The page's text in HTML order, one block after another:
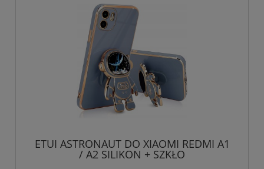
ETUI ASTRONAUT DO XIAOMI REDMI A1
/ A2 SILIKON + SZKŁO